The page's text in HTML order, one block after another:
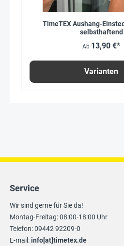
TimeTEX Aushang-
selbsthaftend
Ab 13,90 €*
Varianten
Service
Wir sind gerne für Sie da!
Montag-Freitag: 08:00-18:00 Uhr
Telefon: 09442 92209-0
E-mail:info[at]timetex.de